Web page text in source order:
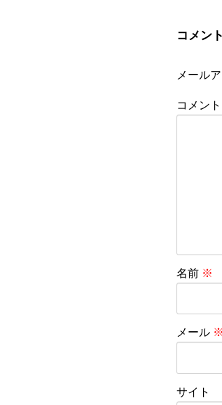
コメン
メール
コメント
名前 ※
メール ※
サイト